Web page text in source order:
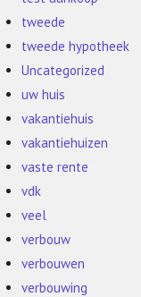
tweede
tweede hypotheek
Uncategorized
uw huis
vakantiehuis
vakantiehuizen
vaste rente
vdk
veel
verbouw
verbouwen
verbouwing